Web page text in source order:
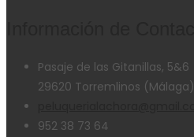
Pasaje de las Gitanillas, 5&6
29620 Torremlinos (Málaga)
952 38 73 64